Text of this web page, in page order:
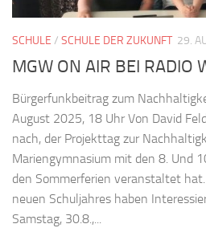
SCHULE / SCHULE DER ZUKUNFT 29.
MGW ON AIR BEI RADIO
Bürgerfunkbeitrag zum
August 2025, 18 Uhr Von David
nach, der Projekttag zur
Mariengymnasium mit den 8. Und
den Sommerferien veranstaltet
neuen Schuljahres haben
Samstag, 30.8.,...